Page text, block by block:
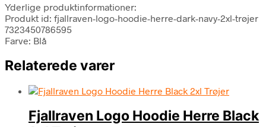
Yderlige produktinformationer:
Produkt id: fjallraven-logo-hoodie-herre-dark-navy-2xl-trøjer
7323450786595
Farve: Blå
Relaterede varer
Fjallraven Logo Hoodie Herre Black